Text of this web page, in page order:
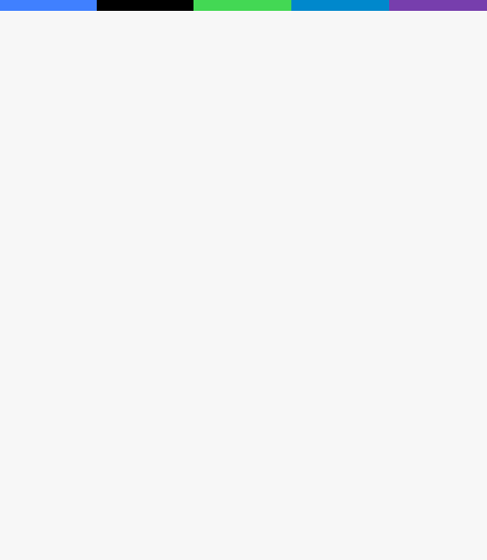
Facebook X WhatsApp Telegram Viber